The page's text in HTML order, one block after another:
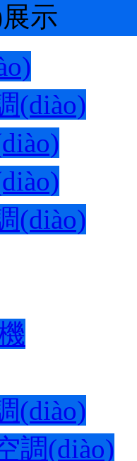
示
(diào)
(diào)
(diào)
調(diào)